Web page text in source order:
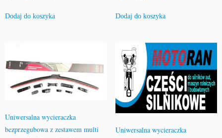
Dodaj do koszyka Dodaj do koszyka
Uniwersalna wycieraczka
bezprzegubowa z zestawem multi
Uniwersalna wycieraczka